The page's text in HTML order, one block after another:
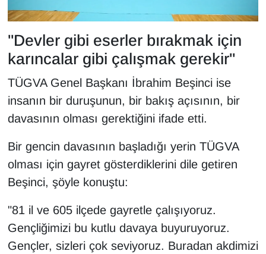
"Devler gibi eserler bırakmak için
karıncalar gibi çalışmak gerekir"
TÜGVA Genel Başkanı İbrahim Beşinci ise
insanın bir duruşunun, bir bakış açısının, bir
davasının olması gerektiğini ifade etti.
Bir gencin davasının başladığı yerin TÜGVA
olması için gayret gösterdiklerini dile getiren
Beşinci, şöyle konuştu:
"81 il ve 605 ilçede gayretle çalışıyoruz.
Gençliğimizi bu kutlu davaya buyuruyoruz.
Gençler, sizleri çok seviyoruz. Buradan akdimizi
VAN'DA SPOR
Vasıta
YAŞAM
YEREL